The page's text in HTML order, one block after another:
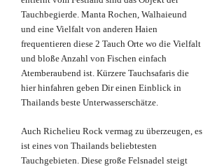
Tauchbegierde. Manta Rochen, Walhaieund
und eine Vielfalt von anderen Haien
frequentieren diese 2 Tauch Orte wo die Vielfalt
und bloße Anzahl von Fischen einfach
Atemberaubend ist. Kürzere Tauchsafaris die
hier hinfahren geben Dir einen Einblick in
Thailands beste Unterwasserschätze.
Auch Richelieu Rock vermag zu überzeugen, es
ist eines von Thailands beliebtesten
Tauchgebieten. Diese große Felsnadel steigt